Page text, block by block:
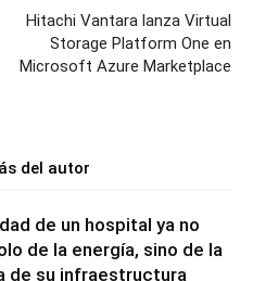
Hitachi Vantara lanza Virtual
Storage Platform One en
Microsoft Azure Marketplace
del autor
de un hospital ya no
de la energía, sino de la
de su infraestructura